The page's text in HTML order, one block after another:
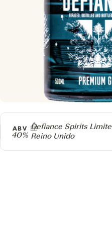
Producer
Defiance Spirits
Reino Unido
ABV
40%